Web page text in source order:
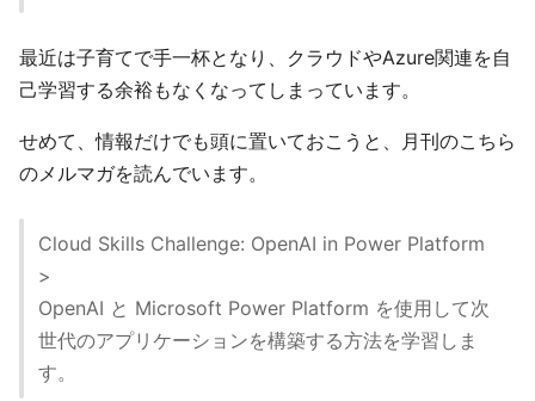
最近は子育てで手一杯となり、クラウドやAzure関連を自
己学習する余裕もなくなってしまっています。
せめて、情報だけでも頭に置いておこうと、月刊のこちら
のメルマガを読んでいます。
Cloud Skills Challenge: OpenAI in Power Platform
>
OpenAI と Microsoft Power Platform を使用して次
世代のアプリケーションを構築する方法を学習しま
す。